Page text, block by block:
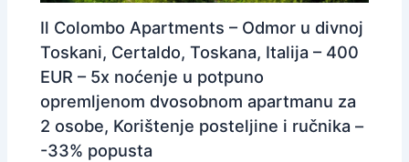
Il Colombo Apartments – Odmor u divnoj
Toskani, Certaldo, Toskana, Italija – 400
EUR – 5x noćenje u potpuno
opremljenom dvosobnom apartmanu za
2 osobe, Korištenje posteljine i ručnika –
-33% popusta